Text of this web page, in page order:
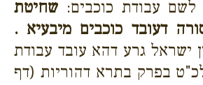
עבודת כוכבים: שחיטת
דעובד כוכבים מיבעיא .
ישראל גרע דהא עובד עבודת
בפרק בתרא דהוריות (דף